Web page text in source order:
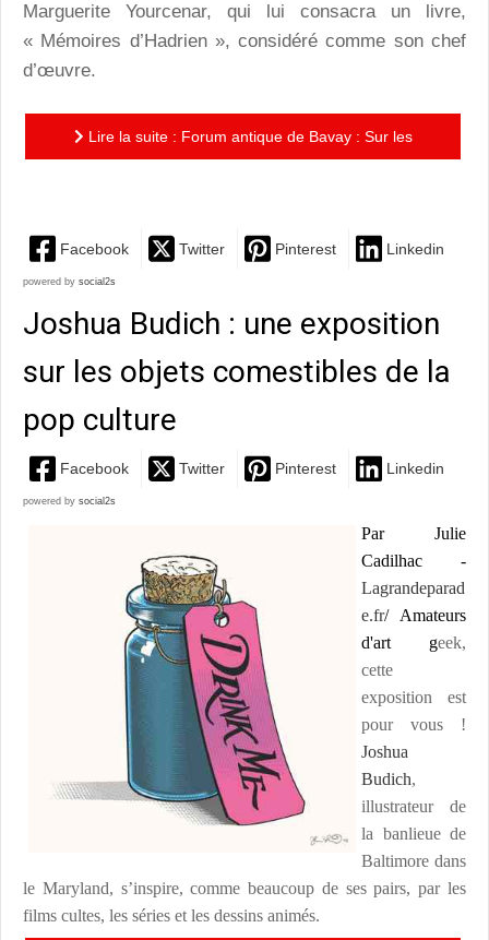
Marguerite Yourcenar, qui lui consacra un livre,
« Mémoires d’Hadrien », considéré comme son chef
d’œuvre.
Lire la suite : Forum antique de Bavay : Sur les
Facebook Twitter Pinterest Linkedin
powered by social2s
Joshua Budich : une exposition
sur les objets comestibles de la
pop culture
Facebook Twitter Pinterest Linkedin
powered by social2s
Par Julie
Cadilhac -
Lagrandeparad
e.fr/ Amateurs
d'art geek,
cette
exposition est
pour vous !
Joshua
Budich,
illustrateur de
la banlieue de
Baltimore dans
le Maryland, s’inspire, comme beaucoup de ses pairs, par les
films cultes, les séries et les dessins animés.